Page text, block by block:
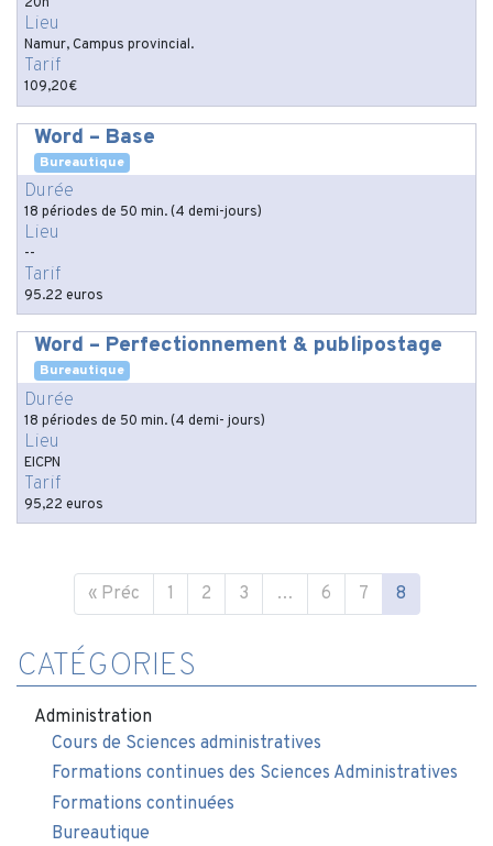
20h
Lieu
Namur, Campus provincial.
Tarif
109,20€
Word – Base
Bureautique
Durée
18 périodes de 50 min. (4 demi-jours)
Lieu
--
Tarif
95.22 euros
Word – Perfectionnement & publipostage
Bureautique
Durée
18 périodes de 50 min. (4 demi- jours)
Lieu
EICPN
Tarif
95,22 euros
« Préc 1 2 3 … 6 7 8
CATÉGORIES
Administration
Cours de Sciences administratives
Formations continues des Sciences Administratives
Formations continuées
Bureautique